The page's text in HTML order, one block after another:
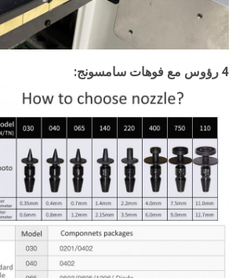
4 رؤوس مع فوهات سامسونج: